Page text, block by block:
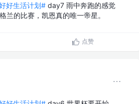
好生活计划# day7 雨中奔跑的感觉
兰的比赛，凯恩真的唯一帝星。
点赞